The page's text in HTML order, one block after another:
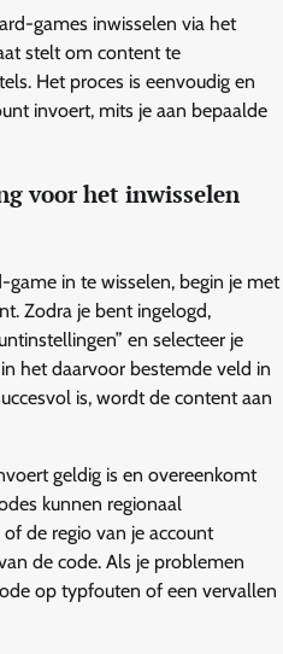
games inwisselen via het
stelt om content te
Het proces is eenvoudig en
invoert, mits je aan bepaalde
voor het inwisselen
in te wisselen, begin je met
Zodra je bent ingelogd,
en selecteer je
in het daarvoor bestemde veld in
is, wordt de content aan
geldig is en overeenkomt
kunnen regionaal
de regio van je account
de code. Als je problemen
op typfouten of een vervallen